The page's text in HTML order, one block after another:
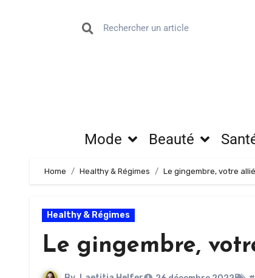
Mode Beauté
Home Healthy & Régimes Le gingembre, votre
Healthy & Régimes
Le gingembre,